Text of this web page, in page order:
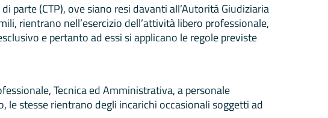
parte (CTP), ove siano resi davanti all’Autorità Giudiziaria
rientrano nell’esercizio dell’attività libero professionale,
e pertanto ad essi si applicano le regole previste
Tecnica ed Amministrativa, a personale
le stesse rientrano degli incarichi occasionali soggetti ad